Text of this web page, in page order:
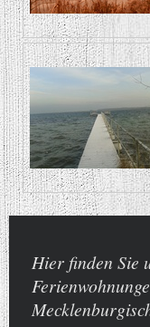
Hier finden Sie